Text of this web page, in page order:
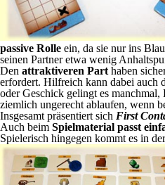
passive Rolle ein, da sie nur ins
seinen Partner etwa wenig
Den attraktiveren Part haben
erfordert. Hilfreich kann dabei auch
oder Geschick gelingt es
ziemlich ungerecht ablaufen, wenn
Insgesamt präsentiert sich First
Auch beim Spielmaterial passt
Spielerisch hingegen kommt es in